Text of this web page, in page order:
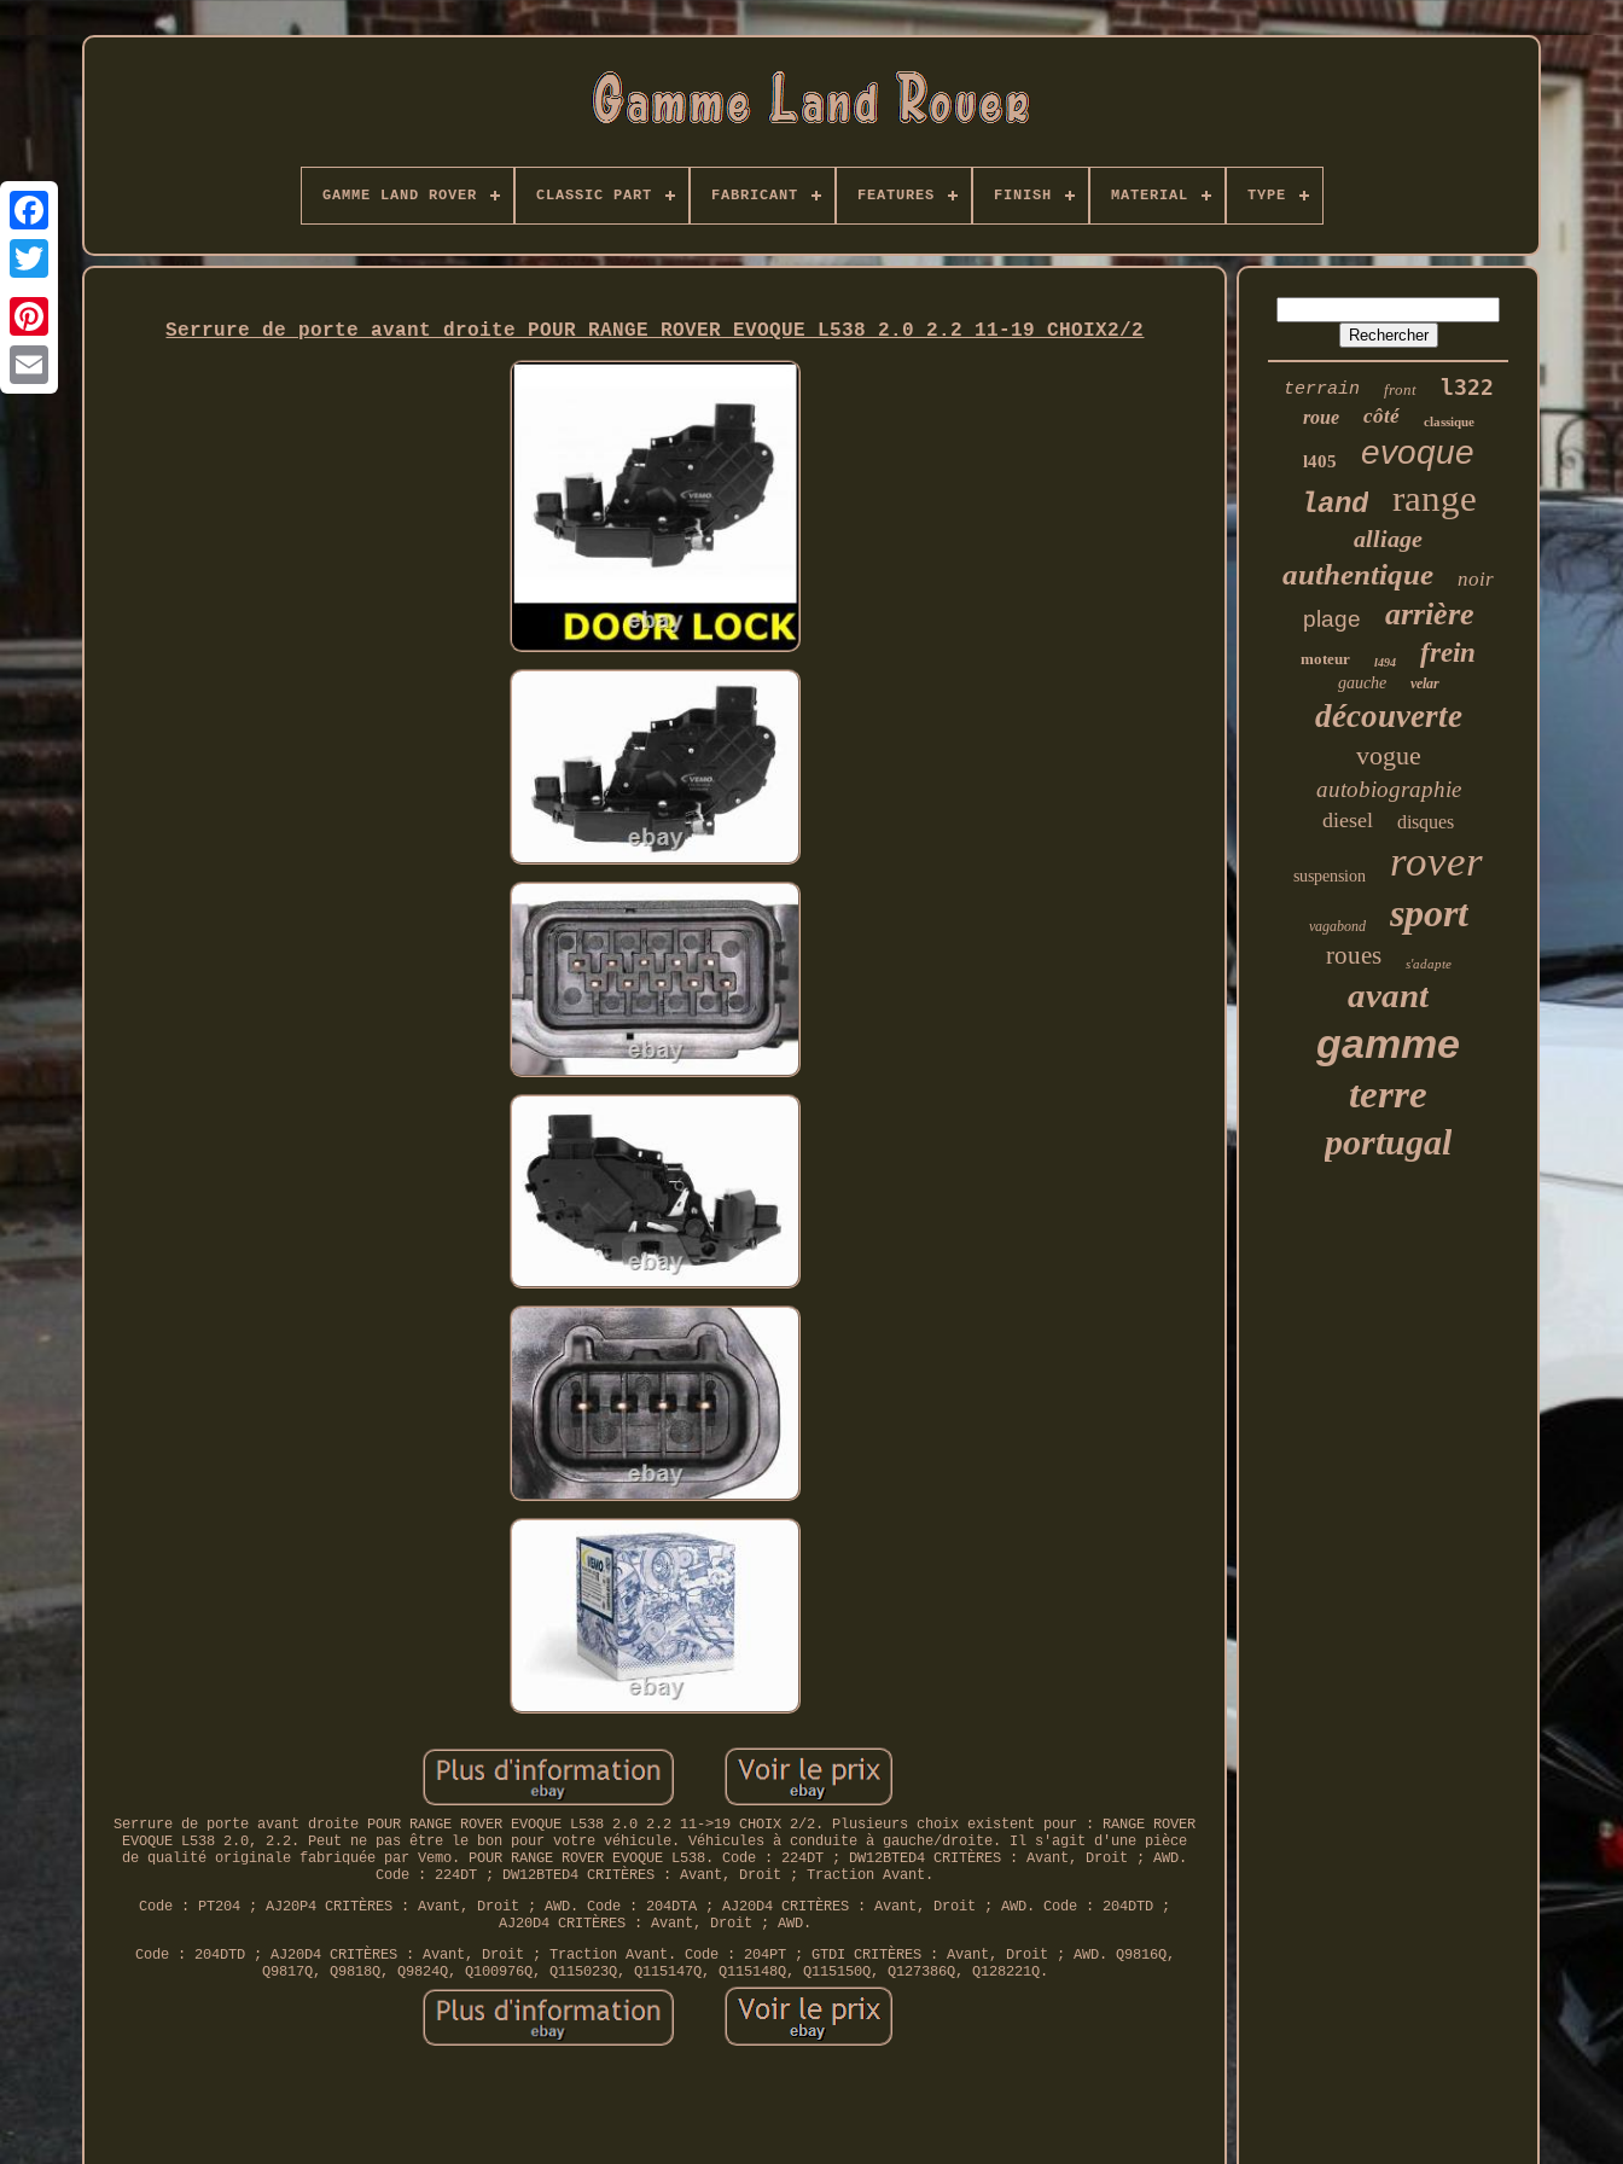
Twitter
GAMME LAND ROVER CLASSIC PART FABRICANT FEATURES FINISH MATERIAL TYPE
Serrure de porte avant droite POUR RANGE ROVER EVOQUE L538 2.0 2.2 11-19 CHOIX2/2
Serrure de porte avant droite POUR RANGE ROVER EVOQUE L538 2.0 2.2 11->19 CHOIX 2/2. Plusieurs choix existent pour : RANGE ROVER
EVOQUE L538 2.0, 2.2. Peut ne pas être le bon pour votre véhicule. Véhicules à conduite à gauche/droite. Il s'agit d'une pièce
de qualité originale fabriquée par Vemo. POUR RANGE ROVER EVOQUE L538. Code : 224DT ; DW12BTED4 CRITÈRES : Avant, Droit ; AWD.
Code : 224DT ; DW12BTED4 CRITÈRES : Avant, Droit ; Traction Avant.
Code : PT204 ; AJ20P4 CRITÈRES : Avant, Droit ; AWD. Code : 204DTA ; AJ20D4 CRITÈRES : Avant, Droit ; AWD. Code : 204DTD ;
AJ20D4 CRITÈRES : Avant, Droit ; AWD.
Code : 204DTD ; AJ20D4 CRITÈRES : Avant, Droit ; Traction Avant. Code : 204PT ; GTDI CRITÈRES : Avant, Droit ; AWD. Q9816Q,
Q9817Q, Q9818Q, Q9824Q, Q100976Q, Q115023Q, Q115147Q, Q115148Q, Q115150Q, Q127386Q, Q128221Q.
terrain front l322
roue côté classique
l405 evoque
land range
alliage
authentique noir
plage arrière
moteur l494 frein
gauche velar
découverte
vogue
autobiographie
diesel disques
suspension rover
vagabond sport
roues s'adapte
avant
gamme
terre
portugal